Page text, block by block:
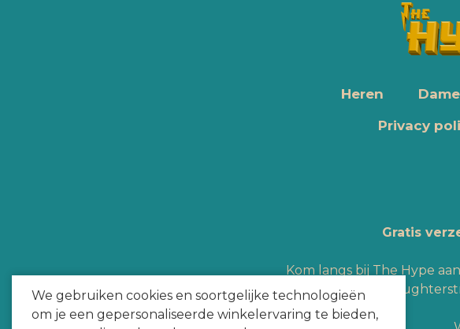
We gebruiken cookies en soortgelijke technologieën
om je een gepersonaliseerde winkelervaring te bieden,
Heren
Privacy
Gratis
Kom langs bij The Hype
Hype Heroes aan de